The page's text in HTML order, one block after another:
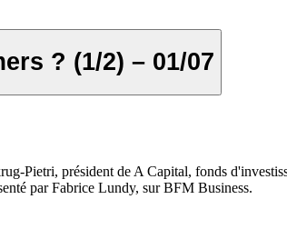
? (1/2) – 01/07
Pietri, président de A Capital, fonds
par Fabrice Lundy, sur BFM Business.